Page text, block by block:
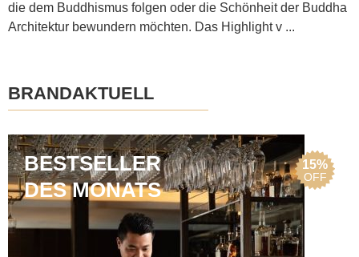
die dem Buddhismus folgen oder die Schönheit der Buddha
Architektur bewundern möchten. Das Highlight v ...
BRANDAKTUELL
15%
OFF
BESTSELLER
DES MONATS